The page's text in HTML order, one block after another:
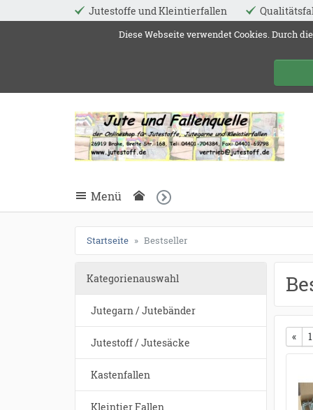
Jutestoffe und Kleintierfallen
Diese Webseite verwendet Cookies. Durch
schließen
Suche
Menü
Startseite Bestseller
« 1
Kategorienauswahl
Jutegarn / Jutebänder
Jutestoff / Jutesäcke
Kastenfallen
Kleintier Fallen